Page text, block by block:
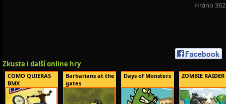
Hráno
Facebook
Zkuste i další online hry
COMO QUIERAS
BMX
Barbarians at the
gates
Days of Monsters ZOMBIE RAIDER